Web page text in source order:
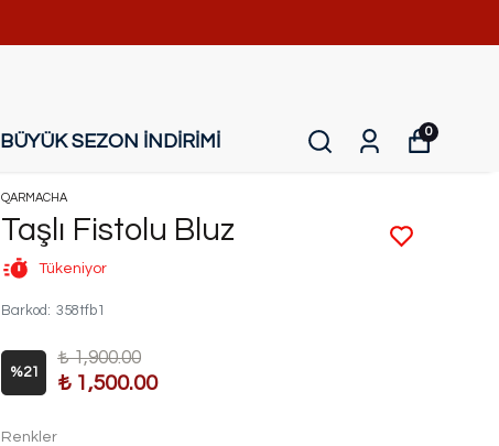
BÜYÜK SEZON İNDİRİMİ 0
QARMACHA
Taşlı Fistolu Bluz
Tükeniyor
Barkod : 358tfb1
%21
₺ 1,900.00
₺ 1,500.00
Renkler